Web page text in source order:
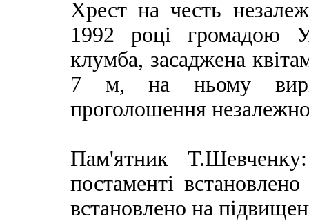
Хрест на честь
1992 році громадою
клумба, засаджена
7 м, на ньому
проголошення
Пам'ятник
постаменті
встановлено на